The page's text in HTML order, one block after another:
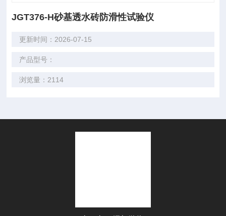
JGT376-H砂基透水砖防滑性试验仪
更新时间：2026-07-15
产品型号：
浏览量：2114